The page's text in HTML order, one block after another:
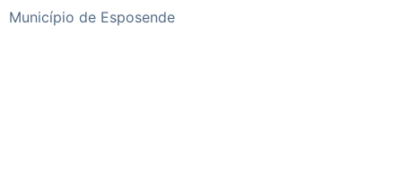
Município de Esposende